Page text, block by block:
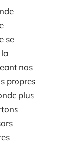
se
nos
propres
plus